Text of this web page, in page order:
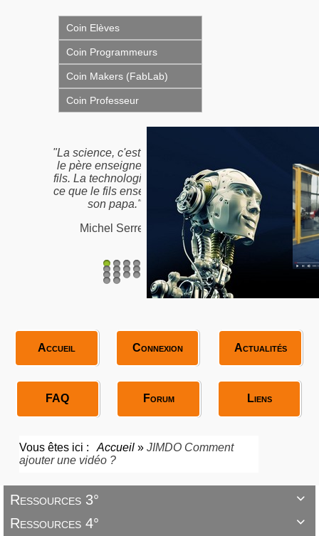
Coin Elèves
Coin Programmeurs
Coin Makers (FabLab)
Coin Professeur
"La science, c'est ce que
le père enseigne à son
fils. La technologie, c'est
ce que le fils enseigne à
son papa."
Michel Serres
la terre de nos ancêtres,
nous l'empruntons à nos
enfants"
Proverbe Amérindien /
Antoine de St-Exupéry
1 2 3 4
6 7 8 9 10
1112 15
Accueil Connexion Actualités
FAQ Forum Liens
Vous êtes ici : Accueil » JIMDO Comment
ajouter une vidéo ?

Ressources 3°

Ressources 4°